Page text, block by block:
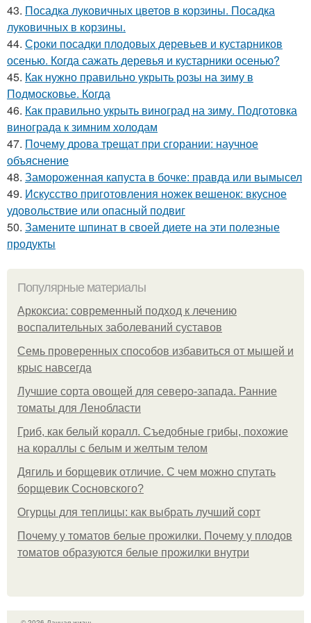
43. Посадка луковичных цветов в корзины. Посадка
луковичных в корзины.
44. Сроки посадки плодовых деревьев и кустарников
осенью. Когда сажать деревья и кустарники осенью?
45. Как нужно правильно укрыть розы на зиму в
Подмосковье. Когда
46. Как правильно укрыть виноград на зиму. Подготовка
винограда к зимним холодам
47. Почему дрова трещат при сгорании: научное
объяснение
48. Замороженная капуста в бочке: правда или вымысел
49. Искусство приготовления ножек вешенок: вкусное
удовольствие или опасный подвиг
50. Замените шпинат в своей диете на эти полезные
продукты
Популярные материалы
Аркоксиа: современный подход к лечению
воспалительных заболеваний суставов
Семь проверенных способов избавиться от мышей и
крыс навсегда
Лучшие сорта овощей для северо-запада. Ранние
томаты для Ленобласти
Гриб, как белый коралл. Съедобные грибы, похожие
на кораллы с белым и желтым телом
Дягиль и борщевик отличие. С чем можно спутать
борщевик Сосновского?
Огурцы для теплицы: как выбрать лучший сорт
Почему у томатов белые прожилки. Почему у плодов
томатов образуются белые прожилки внутри